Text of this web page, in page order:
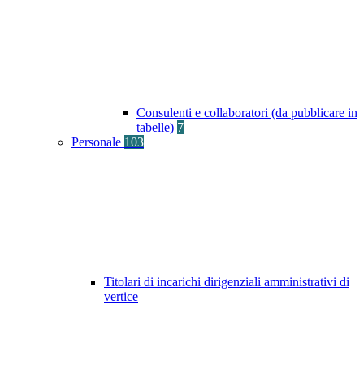
Consulenti e collaboratori (da pubblicare in
tabelle) 7
Personale 103
Titolari di incarichi dirigenziali amministrativi di
vertice